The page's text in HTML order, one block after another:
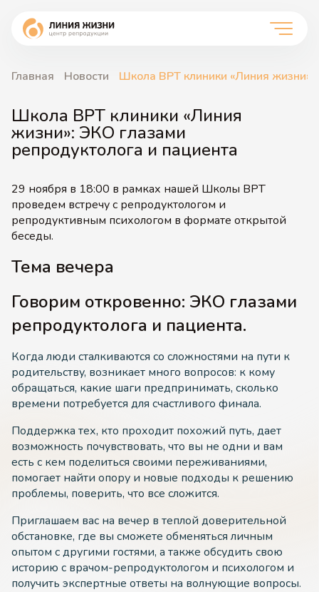
Главная Новости Школа ВРТ клиники «Линия жизни»:
Школа ВРТ клиники «Линия
жизни»: ЭКО глазами
репродуктолога и пациента
29 ноября в 18:00 в рамках нашей Школы ВРТ
проведем встречу с репродуктологом и
репродуктивным психологом в формате открытой
беседы.
Тема вечера
Говорим откровенно: ЭКО глазами
репродуктолога и пациента.
Когда люди сталкиваются со сложностями на пути к
родительству, возникает много вопросов: к кому
обращаться, какие шаги предпринимать, сколько
времени потребуется для счастливого финала.
Поддержка тех, кто проходит похожий путь, дает
возможность почувствовать, что вы не одни и вам
есть с кем поделиться своими переживаниями,
помогает найти опору и новые подходы к решению
проблемы, поверить, что все сложится.
Приглашаем вас на вечер в теплой доверительной
обстановке, где вы сможете обменяться личным
опытом с другими гостями, а также обсудить свою
историю с врачом-репродуктологом и психологом и
получить экспертные ответы на волнующие вопросы.